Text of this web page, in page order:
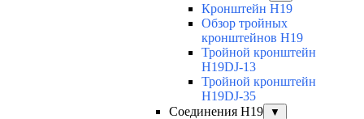
Кронштейн H19
Обзор тройных
кронштейнов H19
Тройной кронштейн
H19DJ-13
Тройной кронштейн
H19DJ-35
Соединения H19
▼